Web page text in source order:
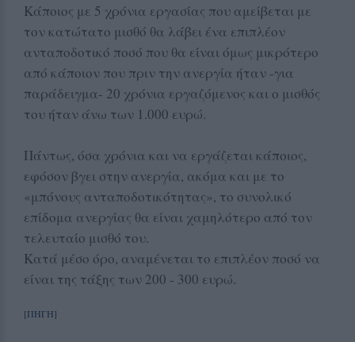
Κάποιος με 5 χρόνια εργασίας που αμείβεται με
τον κατώτατο μισθό θα λάβει ένα επιπλέον
ανταποδοτικό ποσό που θα είναι όμως μικρότερο
από κάποιον που πριν την ανεργία ήταν -για
παράδειγμα- 20 χρόνια εργαζόμενος και ο μισθός
του ήταν άνω των 1.000 ευρώ.
Πάντως, όσα χρόνια και να εργάζεται κάποιος,
εφόσον βγει στην ανεργία, ακόμα και με το
«μπόνους ανταποδοτικότητας», το συνολικό
επίδομα ανεργίας θα είναι χαμηλότερο από τον
τελευταίο μισθό του.
Κατά μέσο όρο, αναμένεται το επιπλέον ποσό να
είναι της τάξης των 200 - 300 ευρώ.
[ΠΗΓΗ]